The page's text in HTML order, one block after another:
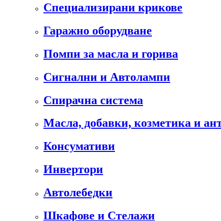
Специализирани крикове
Гаражно оборудване
Помпи за масла и горива
Сигнални и Автолампи
Спирачна система
Масла, добавки, козметика и
Консумативи
Инвертори
Автолебедки
Шкафове и Стелажи